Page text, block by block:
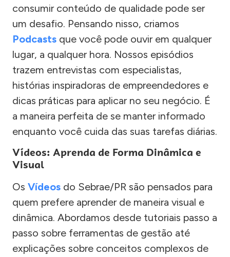
consumir conteúdo de qualidade pode ser
um desafio. Pensando nisso, criamos
Podcasts que você pode ouvir em qualquer
lugar, a qualquer hora. Nossos episódios
trazem entrevistas com especialistas,
histórias inspiradoras de empreendedores e
dicas práticas para aplicar no seu negócio. É
a maneira perfeita de se manter informado
enquanto você cuida das suas tarefas diárias.
Vídeos: Aprenda de Forma Dinâmica e
Visual
Os Vídeos do Sebrae/PR são pensados para
quem prefere aprender de maneira visual e
dinâmica. Abordamos desde tutoriais passo a
passo sobre ferramentas de gestão até
explicações sobre conceitos complexos de